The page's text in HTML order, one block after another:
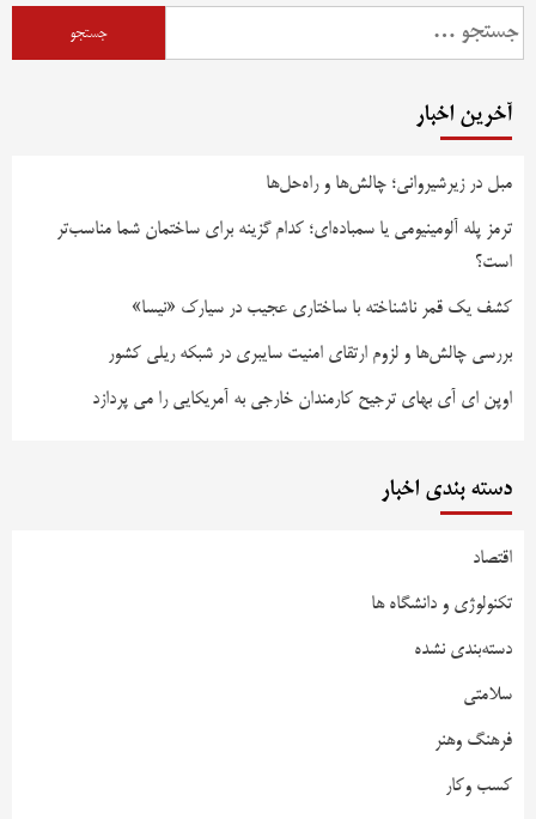
آخرین اخبار
مبل در زیرشیروانی؛ چالش‌ها و راه‌حل‌ها
ترمز پله آلومینیومی یا سمباده‌ای؛ کدام گزینه برای ساختمان شما مناسب‌تر
است؟
کشف یک قمر ناشناخته با ساختاری عجیب در سیارک «نیسا»
بررسی چالش‌ها و لزوم ارتقای امنیت سایبری در شبکه ریلی کشور
اوپن ای آی بهای ترجیح کارمندان خارجی به آمریکایی را می پردازد
دسته بندی اخبار
اقتصاد
تکنولوژی و دانشگاه ها
دسته‌بندی نشده
سلامتی
فرهنگ وهنر
کسب وکار